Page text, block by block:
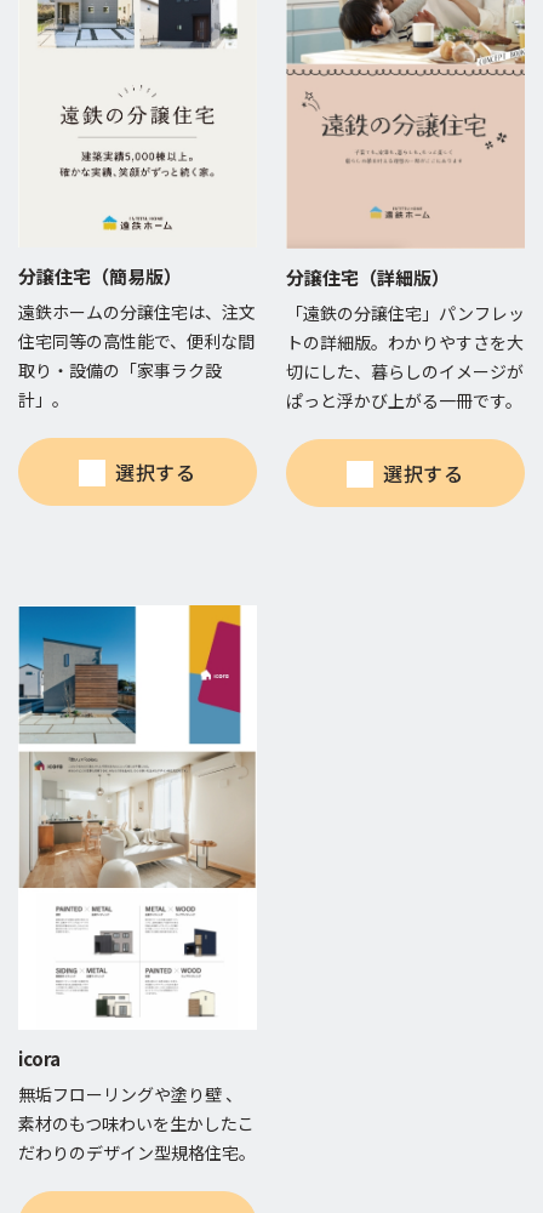
分譲住宅（簡易版）
遠鉄ホームの分譲住宅は、注文
住宅同等の高性能で、便利な間
取り・設備の「家事ラク設
計」。
選択する
分譲住宅（詳細版）
「遠鉄の分譲住宅」パンフレッ
トの詳細版。わかりやすさを大
切にした、暮らしのイメージが
ぱっと浮かび上がる一冊です。
選択する
icora
無垢フローリングや塗り壁 、
素材のもつ味わいを生かしたこ
だわりのデザイン型規格住宅。